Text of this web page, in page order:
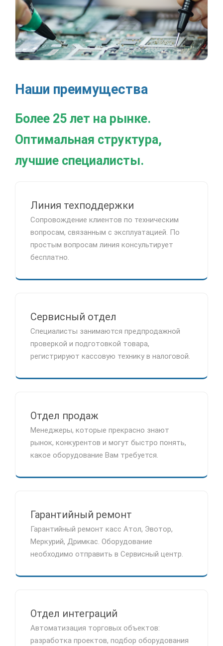
Наши преимущества
Более 25 лет на рынке.
Оптимальная структура,
лучшие специалисты.
Линия техподдержки
Сопровождение клиентов по техническим
вопросам, связанным с эксплуатацией. По
простым вопросам линия консультирует
бесплатно.
Сервисный отдел
Специалисты занимаются предпродажной
проверкой и подготовкой товара,
регистрируют кассовую технику в налоговой.
Отдел продаж
Менеджеры, которые прекрасно знают
рынок, конкурентов и могут быстро понять,
какое оборудование Вам требуется.
Гарантийный ремонт
Гарантийный ремонт касс Атол, Эвотор,
Меркурий, Дримкас. Оборудование
необходимо отправить в Сервисный центр.
Отдел интеграций
Автоматизация торговых объектов:
разработка проектов, подбор оборудования